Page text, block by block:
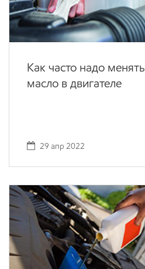
Как часто надо менять
масло в двигателе
29 апр 2022